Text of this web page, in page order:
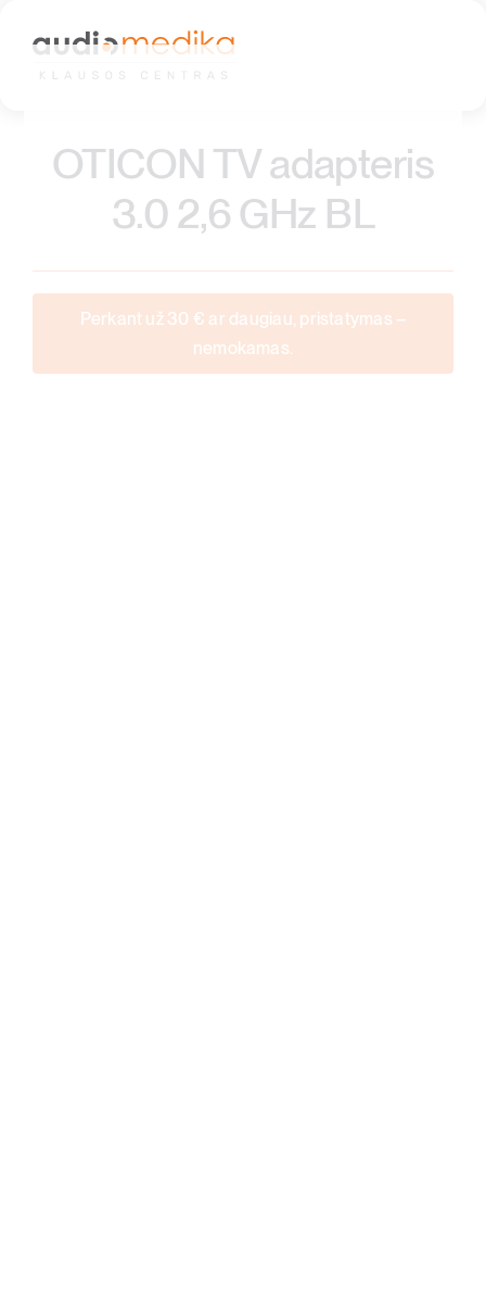
OTICON TV adapteris
3.0 2,6 GHz BL
Perkant už 30 € ar daugiau, pristatymas –
nemokamas.